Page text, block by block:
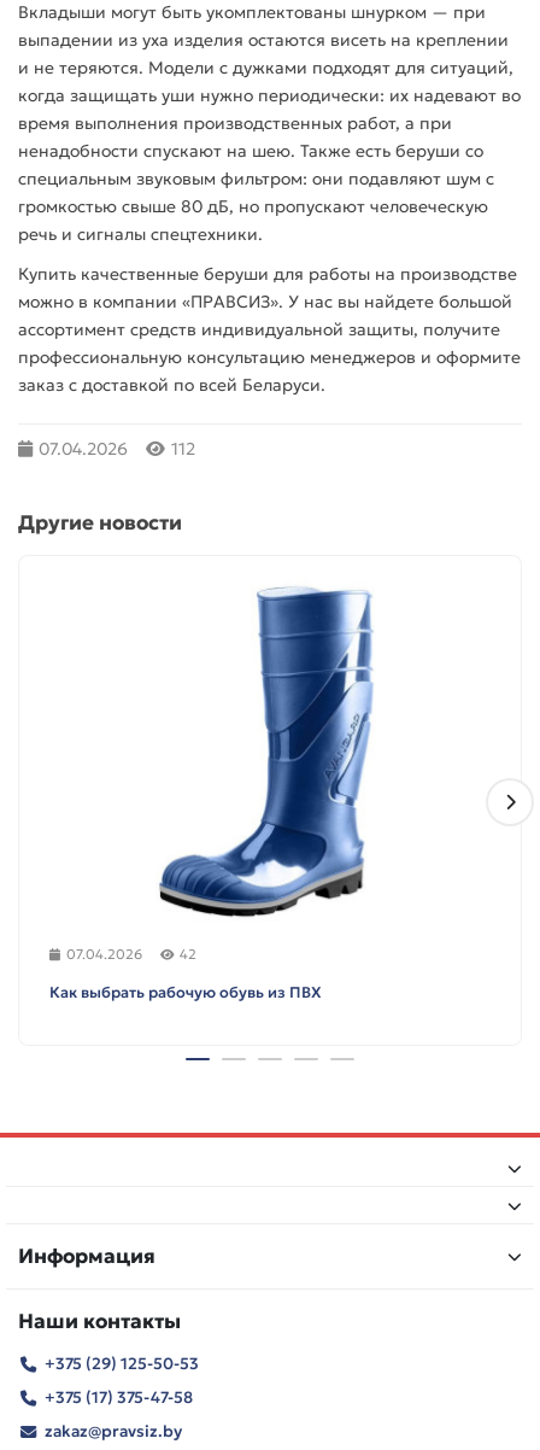
Вкладыши могут быть укомплектованы шнурком — при
выпадении из уха изделия остаются висеть на креплении
и не теряются. Модели с дужками подходят для ситуаций,
когда защищать уши нужно периодически: их надевают во
время выполнения производственных работ, а при
ненадобности спускают на шею. Также есть беруши со
специальным звуковым фильтром: они подавляют шум с
громкостью свыше 80 дБ, но пропускают человеческую
речь и сигналы спецтехники.
Купить качественные беруши для работы на производстве
можно в компании «ПРАВСИЗ». У нас вы найдете большой
ассортимент средств индивидуальной защиты, получите
профессиональную консультацию менеджеров и оформите
заказ с доставкой по всей Беларуси.
07.04.2026 112
Другие новости
07.04.2026 42
Как выбрать рабочую обувь из ПВХ
Информация
Наши контакты
+375 (29) 125-50-53
+375 (17) 375-47-58
zakaz@pravsiz.by